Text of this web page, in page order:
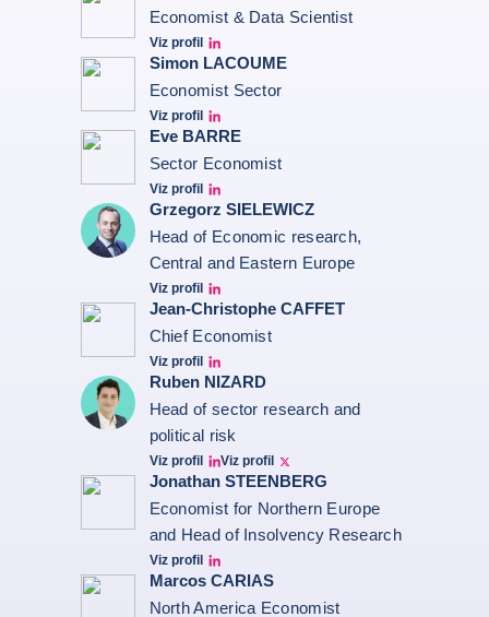
Economist & Data Scientist
Viz profil
Erwan Madelenat
Simon LACOUME
Economist Sector
Viz profil
Simon Lacoume linkedin
Eve BARRE
Sector Economist
Viz profil
Eve barré linkedin
Grzegorz SIELEWICZ
Head of Economic research,
Central and Eastern Europe
Viz profil
grzegorz-sielewicz linkedin
Jean-Christophe CAFFET
Chief Economist
Viz profil
JCC Linkedin
Ruben NIZARD
Head of sector research and
political risk
Viz profil
Ruben Nizard linkedin
Viz profil
Ruben Nizard twitter
Jonathan STEENBERG
Economist for Northern Europe
and Head of Insolvency Research
Viz profil
Jonathan Steenberg linkedin
Marcos CARIAS
North America Economist